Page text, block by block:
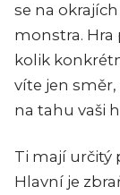
se na
monstra. Hra
kolik
víte jen
na tahu vaši
Ti mají určitý
Hlavní je